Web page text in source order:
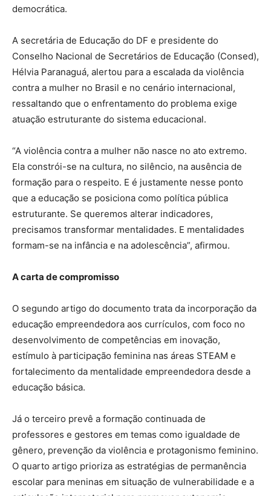
democrática.
A secretária de Educação do DF e presidente do
Conselho Nacional de Secretários de Educação (Consed),
Hélvia Paranaguá, alertou para a escalada da violência
contra a mulher no Brasil e no cenário internacional,
ressaltando que o enfrentamento do problema exige
atuação estruturante do sistema educacional.
“A violência contra a mulher não nasce no ato extremo.
Ela constrói-se na cultura, no silêncio, na ausência de
formação para o respeito. E é justamente nesse ponto
que a educação se posiciona como política pública
estruturante. Se queremos alterar indicadores,
precisamos transformar mentalidades. E mentalidades
formam-se na infância e na adolescência”, afirmou.
A carta de compromisso
O segundo artigo do documento trata da incorporação da
educação empreendedora aos currículos, com foco no
desenvolvimento de competências em inovação,
estímulo à participação feminina nas áreas STEAM e
fortalecimento da mentalidade empreendedora desde a
educação básica.
Já o terceiro prevê a formação continuada de
professores e gestores em temas como igualdade de
gênero, prevenção da violência e protagonismo feminino.
O quarto artigo prioriza as estratégias de permanência
escolar para meninas em situação de vulnerabilidade e a